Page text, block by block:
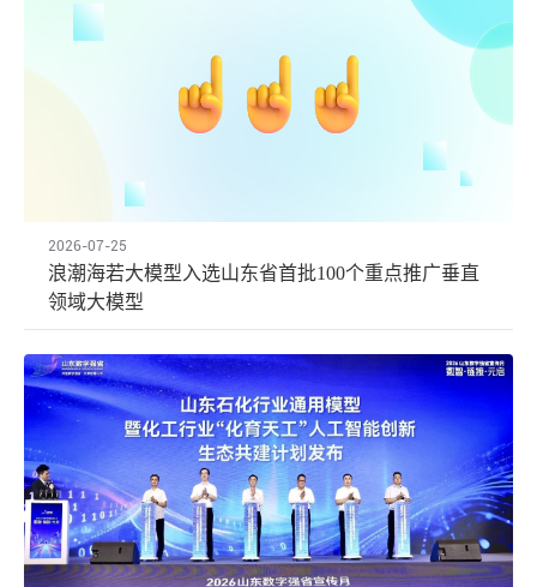
2026-07-25
浪潮海若大模型入选山东省首批100个重点推广垂直
领域大模型